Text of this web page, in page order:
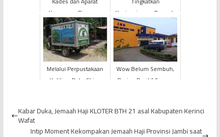
Keamanan Diserang
Warga Serikat Mandiri
Batanghari
Kesiapsiagaan Darurat,
PetroChina Gelar FGD
Lokakarya Penanganan
Kejadian ...
Melalui Perpustakaan
Keliling, PetroChina
Desa...
Wow Belum Sembuh,
Pasien Positif Corona
Raden M...
Kabar Duka, Jemaah Haji KLOTER BTH 21 asal Kabupaten Kerinci
Wafat
Intip Moment Kekompakan Jemaah Haji Provinsi Jambi saat